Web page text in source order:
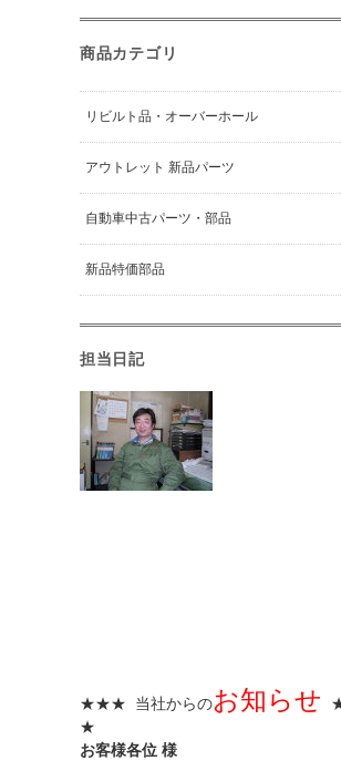
商品カテゴリ
リビルト品・オーバーホール
アウトレット 新品パーツ
自動車中古パーツ・部品
新品特価部品
担当日記
★★★ 当社からのお知らせ
★
お客様各位 様